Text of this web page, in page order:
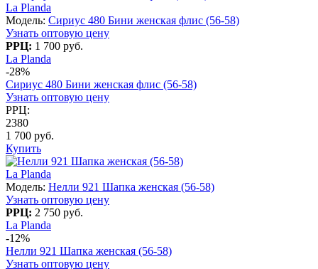
La Planda
Модель: Сириус 480 Бини женская флис (56-58)
Узнать оптовую цену
РРЦ: 1 700 руб.
La Planda
-28%
Сириус 480 Бини женская флис (56-58)
Узнать оптовую цену
РРЦ:
2380
1 700 руб.
Купить
La Planda
Модель: Нелли 921 Шапка женская (56-58)
Узнать оптовую цену
РРЦ: 2 750 руб.
La Planda
-12%
Нелли 921 Шапка женская (56-58)
Узнать оптовую цену